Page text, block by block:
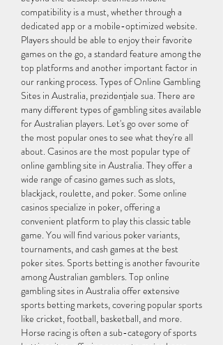
compatibility is a must, whether through a
dedicated app or a mobile-optimized website.
Players should be able to enjoy their favorite
games on the go, a standard feature among the
top platforms and another important factor in
our ranking process. Types of Online Gambling
Sites in Australia, prezidențiale sua. There are
many different types of gambling sites available
for Australian players. Let's go over some of
the most popular ones to see what they're all
about. Casinos are the most popular type of
online gambling site in Australia. They offer a
wide range of casino games such as slots,
blackjack, roulette, and poker. Some online
casinos specialize in poker, offering a
convenient platform to play this classic table
game. You will find various poker variants,
tournaments, and cash games at the best
poker sites. Sports betting is another favourite
among Australian gamblers. Top online
gambling sites in Australia offer extensive
sports betting markets, covering popular sports
like cricket, football, basketball, and more.
Horse racing is often a sub-category of sports